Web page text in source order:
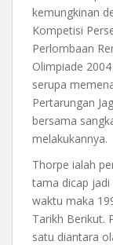
kemungkinan
Kompetisi
Perlombaan
Olimpiade
serupa
Pertarungan
bersama
melakukannya.
Thorpe ialah
tama dicap jadi
waktu maka
Tarikh Berikut.
satu diantara